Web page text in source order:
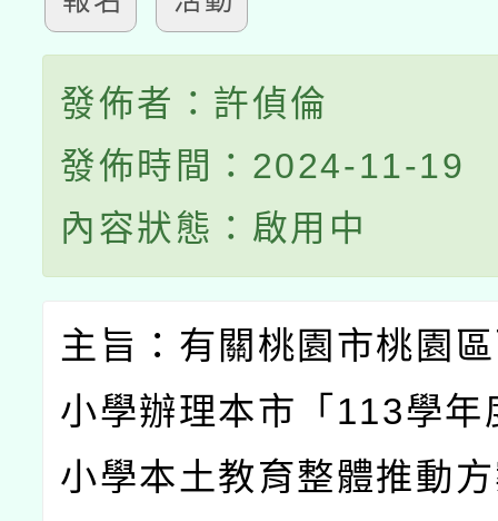
發佈者：許偵倫
發佈時間：2024-11-19
內容狀態：啟用中
主旨：有關桃園市桃園
小學辦理本市「 113學年
小學本土教育整體推動